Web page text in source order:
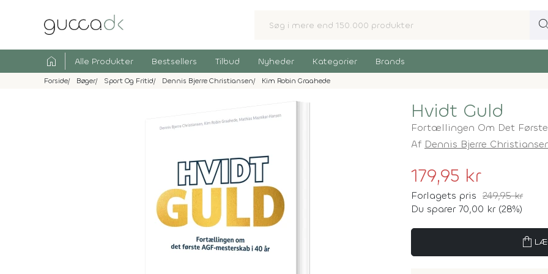
home Alle Produkter Bestsellers Tilbud Nyheder Kategorier Brands
Forside Bøger Sport Og Fritid Dennis Bjerre Christiansen Kim Robin Graahede
Hvidt Guld
Fortællingen Om Det
Af Dennis Bjerre
179,95 kr
Forlagets pris 249,95 kr
Du sparer 70,00 kr (28%)
shopping_bag